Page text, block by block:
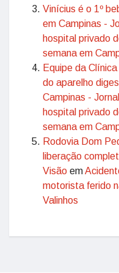
Vinícius é o 1º
em Campinas -
hospital privado
semana em
Equipe da
do aparelho
Campinas -
hospital privado
semana em
Rodovia Dom
liberação
Visão em
motorista ferido
Valinhos